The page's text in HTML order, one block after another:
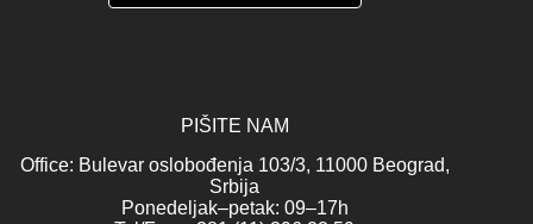
PIŠITE NAM
Office: Bulevar oslobođenja 103/3, 11000 Beograd,
Srbija
Ponedeljak–petak: 09–17h